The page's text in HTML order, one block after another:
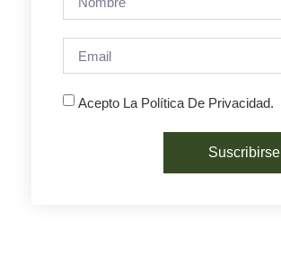
Acepto La Política De Privacidad.
Suscribirse